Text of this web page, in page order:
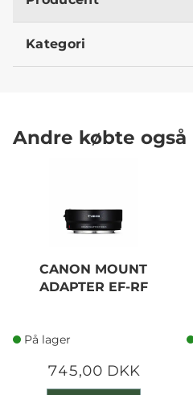
Kategori
Andre købte også
CANON MOUNT
ADAPTER EF-RF
På lager
745,00 DKK